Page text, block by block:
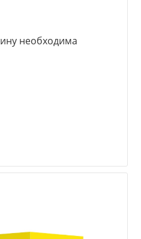
необходима